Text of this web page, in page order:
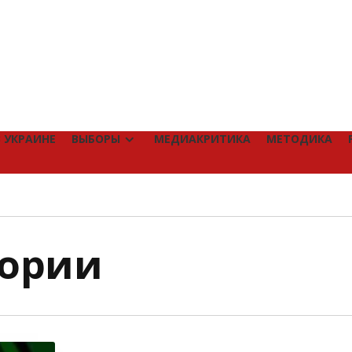
ВЫБОРЫ МЕДИАКРИТИКА МЕТОДИКА